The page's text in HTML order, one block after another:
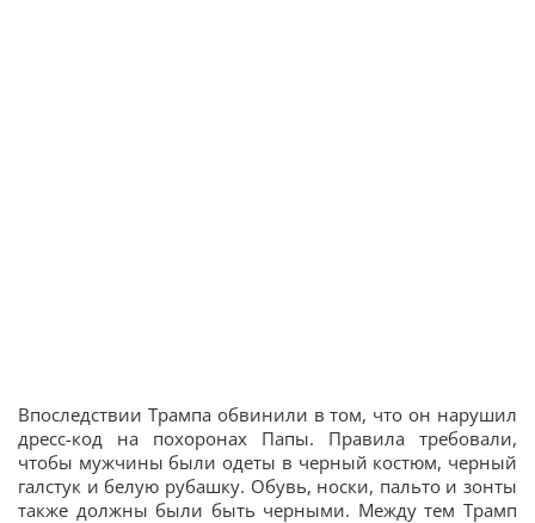
Впоследствии Трампа обвинили в том, что он нарушил
дресс-код на похоронах Папы. Правила требовали,
чтобы мужчины были одеты в черный костюм, черный
галстук и белую рубашку. Обувь, носки, пальто и зонты
также должны были быть черными. Между тем Трамп